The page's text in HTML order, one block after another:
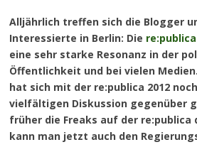
Alljährlich treffen sich die Blogger
Interessierte in Berlin: Die re:publica
eine sehr starke Resonanz in der
Öffentlichkeit und bei vielen
hat sich mit der re:publica 2012
vielfältigen Diskussion gegenüber
früher die Freaks auf der re:publica
kann man jetzt auch den